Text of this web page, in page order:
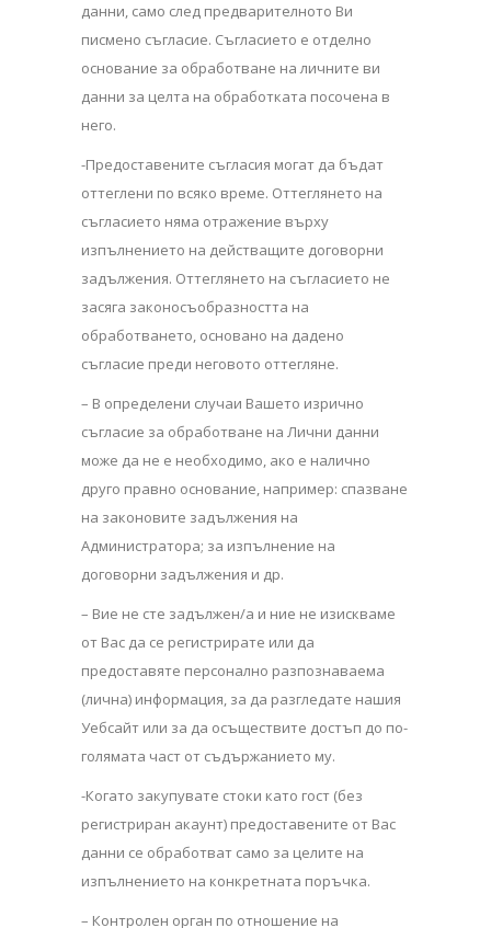
данни, само след предварителното Ви
писмено съгласие. Съгласието е отделно
основание за обработване на личните ви
данни за целта на обработката посочена в
него.
-Предоставените съгласия могат да бъдат
оттеглени по всяко време. Оттеглянето на
съгласието няма отражение върху
изпълнението на действащите договорни
задължения. Оттеглянето на съгласието не
засяга законосъобразността на
обработването, основано на дадено
съгласие преди неговото оттегляне.
– В определени случаи Вашето изрично
съгласие за обработване на Лични данни
може да не е необходимо, ако е налично
друго правно основание, например: спазване
на законовите задължения на
Администратора; за изпълнение на
договорни задължения и др.
– Вие не сте задължен/а и ние не изискваме
от Вас да се регистрирате или да
предоставяте персонално разпознаваема
(лична) информация, за да разгледате нашия
Уебсайт или за да осъществите достъп до по-
голямата част от съдържанието му.
-Когато закупувате стоки като гост (без
регистриран акаунт) предоставените от Вас
данни се обработват само за целите на
изпълнението на конкретната поръчка.
– Контролен орган по отношение на